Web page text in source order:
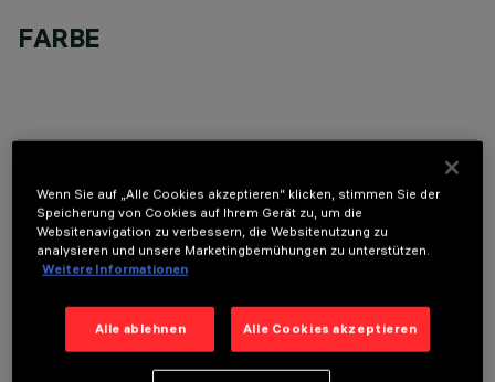
FARBE
OPTIONALE KOMPONENTEN
TECHNISCHE DATEN
Wenn Sie auf „Alle Cookies akzeptieren“ klicken, stimmen Sie der
Speicherung von Cookies auf Ihrem Gerät zu, um die
Websitenavigation zu verbessern, die Websitenutzung zu
analysieren und unsere Marketingbemühungen zu unterstützen.
Weitere Informationen
Alle ablehnen Alle Cookies akzeptieren